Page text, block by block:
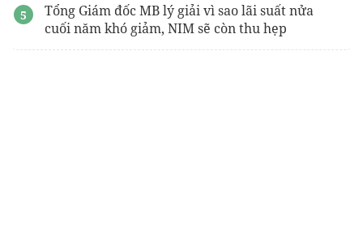
Tổng Giám đốc MB lý giải vì sao lãi suất nửa
cuối năm khó giảm, NIM sẽ còn thu hẹp